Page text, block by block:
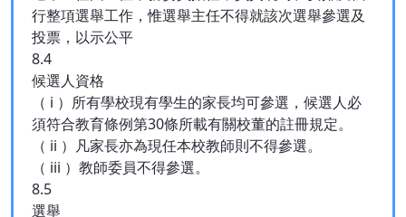
行整項選舉工作，惟選舉主任不得就該次選舉參選及
投票，以示公平
8.4
候選人資格
（ i ）所有學校現有學生的家長均可參選，候選人必
須符合教育條例第30條所載有關校董的註冊規定。
（ ii ）凡家長亦為現任本校教師則不得參選。
（ iii ）教師委員不得參選。
8.5
選舉